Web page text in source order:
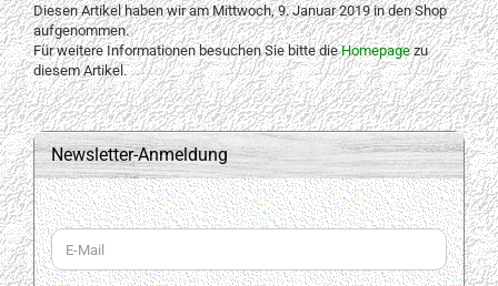
Diesen Artikel haben wir am Mittwoch, 9. Januar 2019 in den Shop
aufgenommen.
Für weitere Informationen besuchen Sie bitte dieHomepagezu
diesem Artikel.
Newsletter-Anmeldung
WEITER
ZUR
NEWSLETTER-
E-
Mail